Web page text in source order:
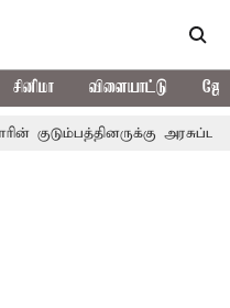
சினிமா விளையாட்டு
அரசுப்பணி